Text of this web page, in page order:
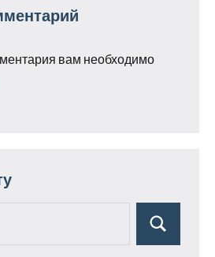
вам необходимо
Поиск